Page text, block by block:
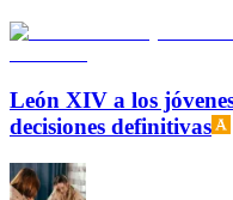
León XIV a los
decisiones definitivas